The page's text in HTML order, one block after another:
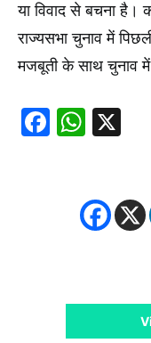
या विवाद से बचना है।
राज्यसभा चुनाव में
मजबूती के साथ चुनाव